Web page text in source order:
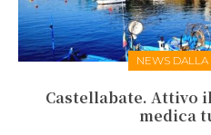
NEWS
Castellabate. Attivo
medica